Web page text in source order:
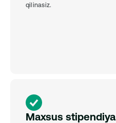
qilinasiz.
Maxsus stipendiya